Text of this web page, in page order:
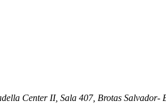
Center II, Sala 407, Brotas Salvador-